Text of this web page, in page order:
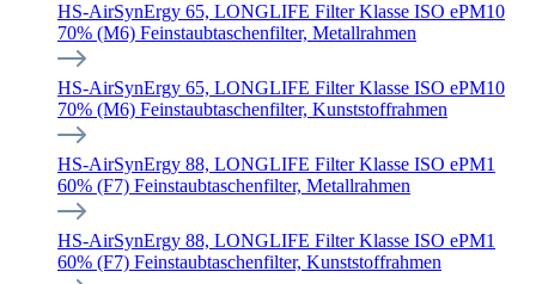
HS-AirSynErgy 65, LONGLIFE Filter Klasse ISO ePM10
70% (M6) Feinstaubtaschenfilter, Metallrahmen
HS-AirSynErgy 65, LONGLIFE Filter Klasse ISO ePM10
70% (M6) Feinstaubtaschenfilter, Kunststoffrahmen
HS-AirSynErgy 88, LONGLIFE Filter Klasse ISO ePM1
60% (F7) Feinstaubtaschenfilter, Metallrahmen
HS-AirSynErgy 88, LONGLIFE Filter Klasse ISO ePM1
60% (F7) Feinstaubtaschenfilter, Kunststoffrahmen